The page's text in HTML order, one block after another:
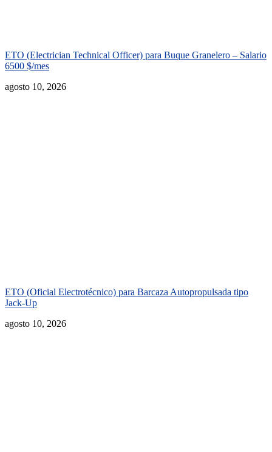
ETO (Electrician Technical Officer) para Buque Granelero – Salario
6500 $/mes
agosto 10, 2026
ETO (Oficial Electrotécnico) para Barcaza Autopropulsada tipo
Jack-Up
agosto 10, 2026